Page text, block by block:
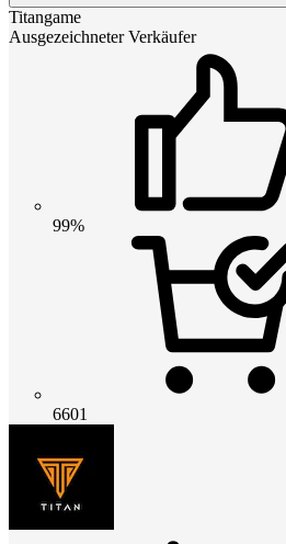
Titangame
Ausgezeichneter Verkäufer
99%
6601